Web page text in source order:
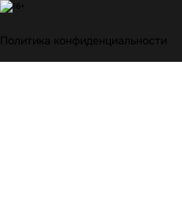
Политика конфиденциальности